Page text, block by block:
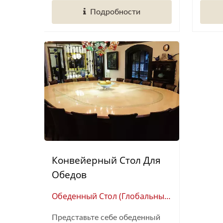
Подробности
Конвейерный Стол Для
Обедов
Обеденный Стол (Глобальный
Представьте себе обеденный